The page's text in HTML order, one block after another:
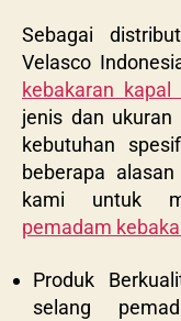
Sebagai
Velasco
kebakaran kapal
jenis dan ukuran
kebutuhan
beberapa
kami untuk
pemadam
Produk
selang